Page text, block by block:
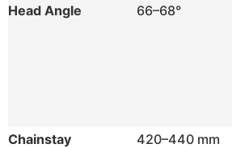
Head Angle 66–68°
Chainstay 420–440 mm